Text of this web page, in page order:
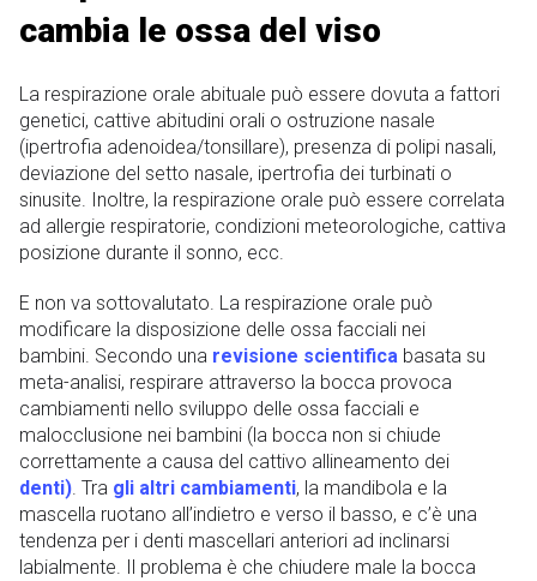
cambia le ossa del viso
La respirazione orale abituale può essere dovuta a fattori
genetici, cattive abitudini orali o ostruzione nasale
(ipertrofia adenoidea/tonsillare), presenza di polipi nasali,
deviazione del setto nasale, ipertrofia dei turbinati o
sinusite. Inoltre, la respirazione orale può essere correlata
ad allergie respiratorie, condizioni meteorologiche, cattiva
posizione durante il sonno, ecc.
E non va sottovalutato. La respirazione orale può
modificare la disposizione delle ossa facciali nei
bambini. Secondo una revisione scientifica basata su
meta-analisi, respirare attraverso la bocca provoca
cambiamenti nello sviluppo delle ossa facciali e
malocclusione nei bambini (la bocca non si chiude
correttamente a causa del cattivo allineamento dei
denti). Tra gli altri cambiamenti, la mandibola e la
mascella ruotano all’indietro e verso il basso, e c’è una
tendenza per i denti mascellari anteriori ad inclinarsi
labialmente. Il problema è che chiudere male la bocca